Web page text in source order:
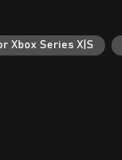
Xbox Series X|S